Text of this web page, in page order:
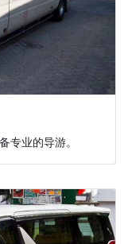
专业的导游。